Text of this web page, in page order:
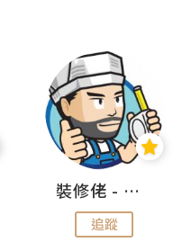
裝修佬 - 香港一站式網上裝修平台
追蹤